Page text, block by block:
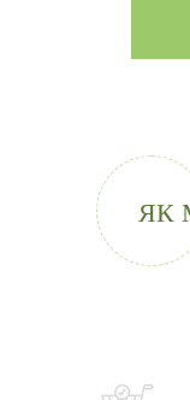
ЯК